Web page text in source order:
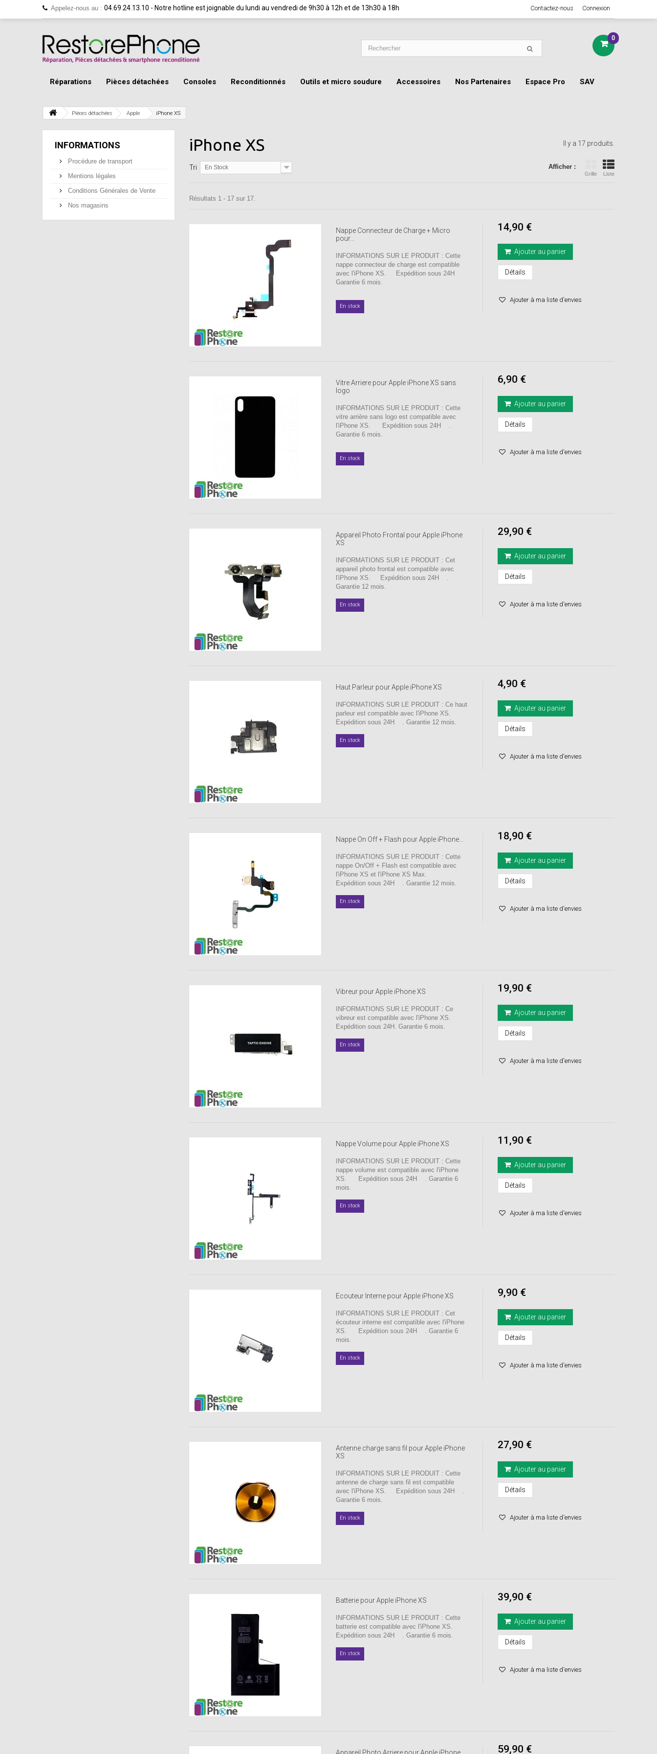
Connexion
Contactez-nous
Appelez-nous au : 04.69.24.13.10 - Notre hotline est joignable du lundi au vendredi de 9h30 à 12h et de 13h30 à 18h
0
Réparations Pièces détachées Consoles Reconditionnés Outils et micro soudure Accessoires Nos Partenaires Espace Pro SAV
Pièces détachées Apple iPhone XS
INFORMATIONS
Procédure de transport
Mentions légales
Conditions Générales de Vente
Nos magasins
iPhone XS Il y a 17 produits.
Afficher :
Grille Liste
Tri En Stock
Résultats 1 - 17 sur 17.
Nappe Connecteur de Charge + Micro
pour...
INFORMATIONS SUR LE PRODUIT : Cette
nappe connecteur de charge est compatible
avec l'iPhone XS. Expédition sous 24H
Garantie 6 mois.
En stock
14,90 €
Ajouter au panier
Détails
Ajouter à ma liste d'envies
Vitre Arriere pour Apple iPhone XS sans
logo
INFORMATIONS SUR LE PRODUIT : Cette
vitre arrière sans logo est compatible avec
l'iPhone XS. Expédition sous 24H .
Garantie 6 mois.
En stock
6,90 €
Ajouter au panier
Détails
Ajouter à ma liste d'envies
Appareil Photo Frontal pour Apple iPhone
XS
INFORMATIONS SUR LE PRODUIT : Cet
appareil photo frontal est compatible avec
l'iPhone XS. Expédition sous 24H .
Garantie 12 mois.
En stock
29,90 €
Ajouter au panier
Détails
Ajouter à ma liste d'envies
Haut Parleur pour Apple iPhone XS
INFORMATIONS SUR LE PRODUIT : Ce haut
parleur est compatible avec l'iPhone XS.
Expédition sous 24H . Garantie 12 mois.
En stock
4,90 €
Ajouter au panier
Détails
Ajouter à ma liste d'envies
Nappe On Off + Flash pour Apple iPhone...
INFORMATIONS SUR LE PRODUIT : Cette
nappe On/Off + Flash est compatible avec
l'iPhone XS et l'iPhone XS Max.
Expédition sous 24H . Garantie 12 mois.
En stock
18,90 €
Ajouter au panier
Détails
Ajouter à ma liste d'envies
Vibreur pour Apple iPhone XS
INFORMATIONS SUR LE PRODUIT : Ce
vibreur est compatible avec l'iPhone XS.
Expédition sous 24H. Garantie 6 mois.
En stock
19,90 €
Ajouter au panier
Détails
Ajouter à ma liste d'envies
Nappe Volume pour Apple iPhone XS
INFORMATIONS SUR LE PRODUIT : Cette
nappe volume est compatible avec l'iPhone
XS. Expédition sous 24H . Garantie 6
mois.
En stock
11,90 €
Ajouter au panier
Détails
Ajouter à ma liste d'envies
Ecouteur Interne pour Apple iPhone XS
INFORMATIONS SUR LE PRODUIT : Cet
écouteur interne est compatible avec l'iPhone
XS. Expédition sous 24H . Garantie 6
mois.
En stock
9,90 €
Ajouter au panier
Détails
Ajouter à ma liste d'envies
Antenne charge sans fil pour Apple iPhone
XS
INFORMATIONS SUR LE PRODUIT : Cette
antenne de charge sans fil est compatible
avec l'iPhone XS. Expédition sous 24H .
Garantie 6 mois.
En stock
27,90 €
Ajouter au panier
Détails
Ajouter à ma liste d'envies
Batterie pour Apple iPhone XS
INFORMATIONS SUR LE PRODUIT : Cette
batterie est compatible avec l'iPhone XS.
Expédition sous 24H . Garantie 6 mois.
En stock
39,90 €
Ajouter au panier
Détails
Ajouter à ma liste d'envies
Appareil Photo Arriere pour Apple iPhone... 59,90 €